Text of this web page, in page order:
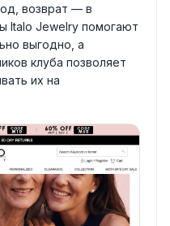
возврат — в
Italo Jewelry помогают
выгодно, а
клуба позволяет
их на